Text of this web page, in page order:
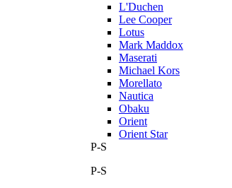
L'Duchen
Lee Cooper
Lotus
Mark Maddox
Maserati
Michael Kors
Morellato
Nautica
Obaku
Orient
Orient Star
P-S
P-S